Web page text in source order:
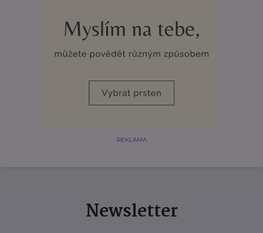
REKLAMA
Newsletter